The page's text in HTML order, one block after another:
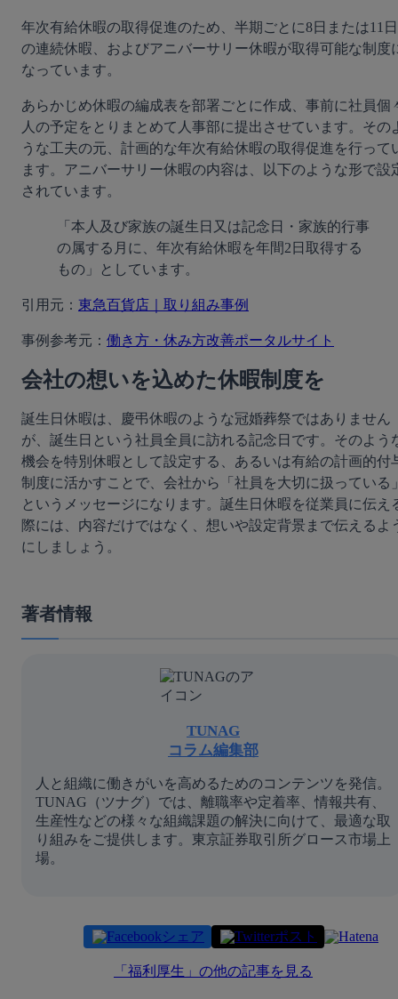
年次有給休暇の取得促進のため、半期ごとに8日または11日
の連続休暇、およびアニバーサリー休暇が取得可能な制度
なっています。
あらかじめ休暇の編成表を部署ごとに作成、事前に社員個
人の予定をとりまとめて人事部に提出させています。その
うな工夫の元、計画的な年次有給休暇の取得促進を行って
ます。アニバーサリー休暇の内容は、以下のような形で設
されています。
「本人及び家族の誕生日又は記念日・家族的行事
の属する月に、年次有給休暇を年間2日取得する
もの」としています。
引用元： 東急百貨店｜取り組み事例
事例参考元： 働き方・休み方改善ポータルサイト
会社の想いを込めた休暇制度を
誕生日休暇は、慶弔休暇のような冠婚葬祭ではありません
が、誕生日という社員全員に訪れる記念日です。そのよう
機会を特別休暇として設定する、あるいは有給の計画的付
制度に活かすことで、会社から「社員を大切に扱っている
というメッセージになります。誕生日休暇を従業員に伝え
際には、内容だけではなく、想いや設定背景まで伝えるよ
にしましょう。
著者情報
TUNAG
コラム編集部
人と組織に働きがいを高めるためのコンテンツを発信。
TUNAG（ツナグ）では、離職率や定着率、情報共有、
生産性などの様々な組織課題の解決に向けて、最適な取
り組みをご提供します。東京証券取引所グロース市場上
場。
シェア ポスト
「 福利厚生 」の他の記事を見る